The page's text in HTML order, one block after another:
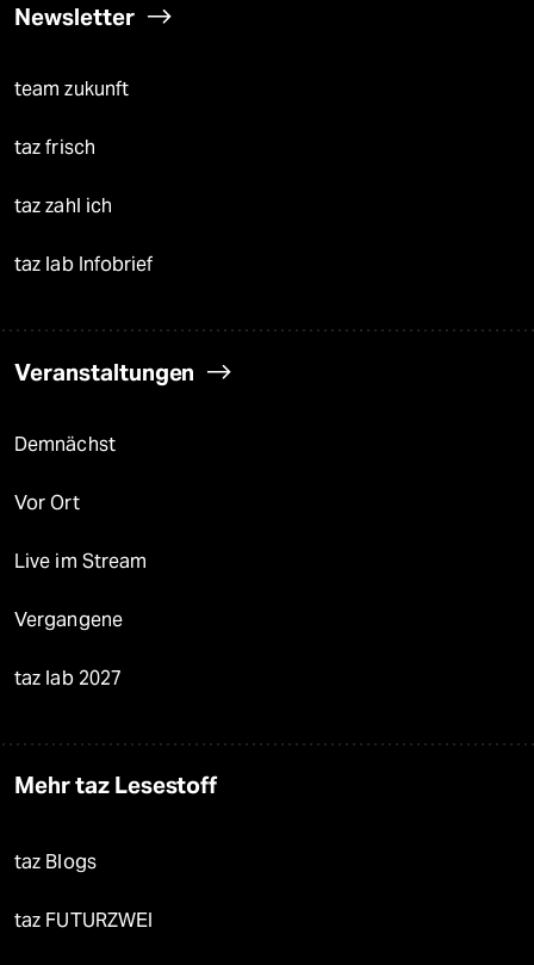
Newsletter
team zukunft
taz frisch
taz zahl ich
taz lab Infobrief
Veranstaltungen
Demnächst
Vor Ort
Live im Stream
Vergangene
taz lab 2027
Mehr taz Lesestoff
taz Blogs
taz FUTURZWEI